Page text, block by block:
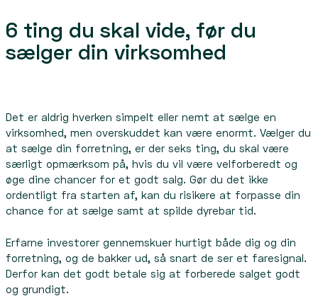
6 ting du skal vide, før du
sælger din virksomhed
Det er aldrig hverken simpelt eller nemt at sælge en
virksomhed, men overskuddet kan være enormt. Vælger du
at sælge din forretning, er der seks ting, du skal være
særligt opmærksom på, hvis du vil være velforberedt og
øge dine chancer for et godt salg. Gør du det ikke
ordentligt fra starten af, kan du risikere at forpasse din
chance for at sælge samt at spilde dyrebar tid.
Erfarne investorer gennemskuer hurtigt både dig og din
forretning, og de bakker ud, så snart de ser et faresignal.
Derfor kan det godt betale sig at forberede salget godt
og grundigt.